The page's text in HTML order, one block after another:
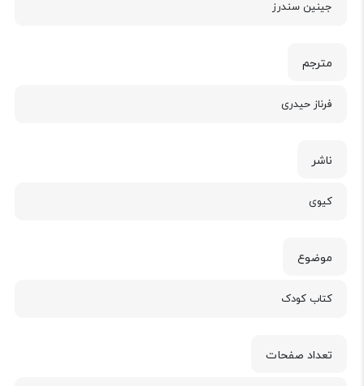
جینین سندرز
مترجم
فرناز حیدری
ناشر
کیوی
موضوع
کتاب کودک
تعداد صفحات